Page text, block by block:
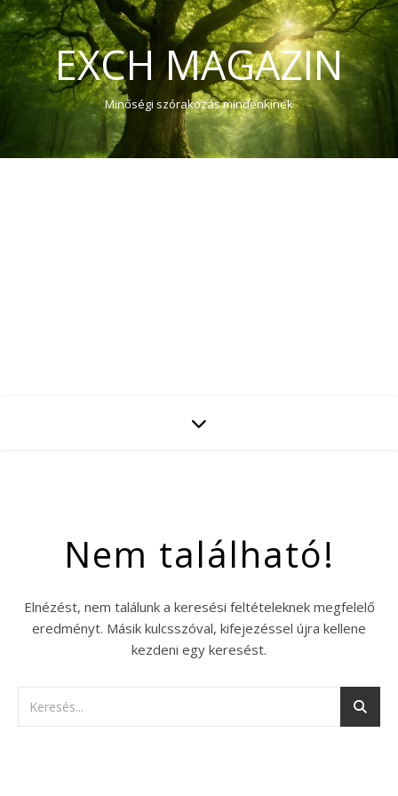
EXCH MAGAZIN
Minőségi szórakozás mindenkinek
Nem található!
Elnézést, nem találunk a keresési feltételeknek megfelelő
eredményt. Másik kulcsszóval, kifejezéssel újra kellene
kezdeni egy keresést.